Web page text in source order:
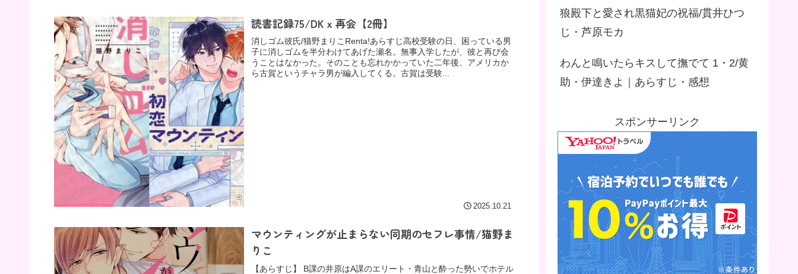
読書記録75/DKｘ再会【2冊】
消しゴム彼氏/猫野まりこRenta!あらすじ高校受験の日、困っている男
子に消しゴムを半分わけてあげた瀬名。無事入学したが、彼と再び会
うことはなかった。そのことも忘れかかっていた二年後、アメリカか
ら古賀というチャラ男が編入してくる。古賀は受験...
2025.10.21
マウンティングが止まらない同期のセフレ事情/猫野ま
りこ
【あらすじ】 B課の井原はA課のエリート・青山と酔った勢いでホテル
狼殿下と愛され黒猫妃の祝福/貫井ひつ
じ・芦原モカ
わんと鳴いたらキスして撫でて 1・2/黄
助・伊達きよ｜あらすじ・感想
スポンサーリンク